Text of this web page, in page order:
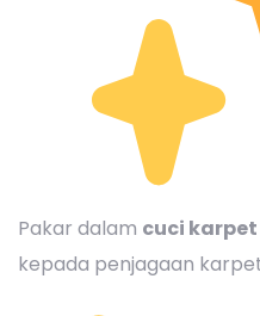
Pakar dalam cuci
kepada penjagaan